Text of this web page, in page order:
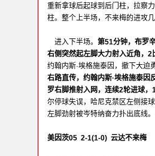
重新拿球后起球到后门柱，拉察
柱。整个上半场，不来梅的进攻
进入下半场。 第51分钟，布罗
右侧突然起左脚大力射入近角，2
约翰内斯·埃格施泰因，撤下大迫
右路直传，约翰内斯·埃格施泰因
罗右脚推射入网，连续2轮进球，
尔停球失误，哈尼克禁区左侧接
左脚劲射被岑特纳奋力扑出底线。
美因茨05 2-1(1-0) 云达不来梅